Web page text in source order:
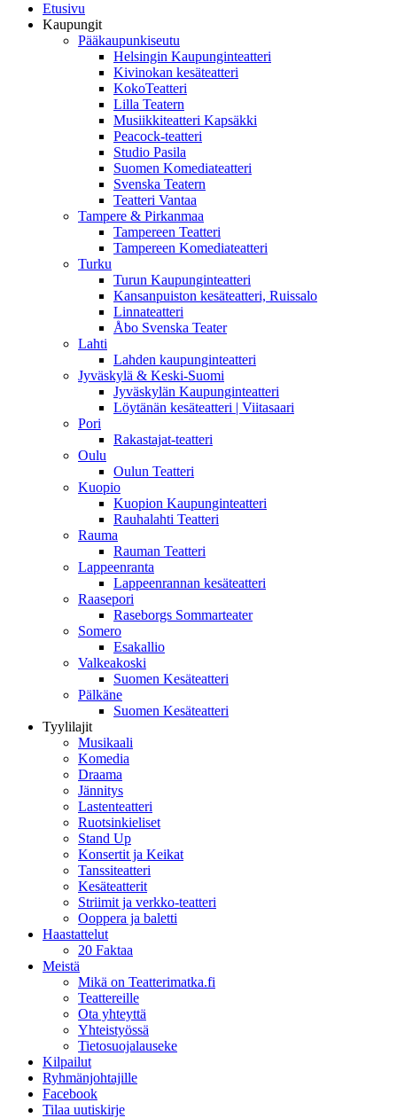
Etusivu
Kaupungit
Pääkaupunkiseutu
Helsingin Kaupunginteatteri
Kivinokan kesäteatteri
KokoTeatteri
Lilla Teatern
Musiikkiteatteri Kapsäkki
Peacock-teatteri
Studio Pasila
Suomen Komediateatteri
Svenska Teatern
Teatteri Vantaa
Tampere & Pirkanmaa
Tampereen Teatteri
Tampereen Komediateatteri
Turku
Turun Kaupunginteatteri
Kansanpuiston kesäteatteri, Ruissalo
Linnateatteri
Åbo Svenska Teater
Lahti
Lahden kaupunginteatteri
Jyväskylä & Keski-Suomi
Jyväskylän Kaupunginteatteri
Löytänän kesäteatteri | Viitasaari
Pori
Rakastajat-teatteri
Oulu
Oulun Teatteri
Kuopio
Kuopion Kaupunginteatteri
Rauhalahti Teatteri
Rauma
Rauman Teatteri
Lappeenranta
Lappeenrannan kesäteatteri
Raasepori
Raseborgs Sommarteater
Somero
Esakallio
Valkeakoski
Suomen Kesäteatteri
Pälkäne
Suomen Kesäteatteri
Tyylilajit
Musikaali
Komedia
Draama
Jännitys
Lastenteatteri
Ruotsinkieliset
Stand Up
Konsertit ja Keikat
Tanssiteatteri
Kesäteatterit
Striimit ja verkko-teatteri
Ooppera ja baletti
Haastattelut
20 Faktaa
Meistä
Mikä on Teatterimatka.fi
Teattereille
Ota yhteyttä
Yhteistyössä
Tietosuojalauseke
Kilpailut
Ryhmänjohtajille
Facebook
Tilaa uutiskirje